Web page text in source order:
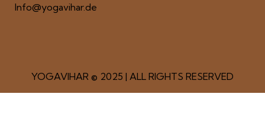
Info@yogavihar.de
YOGAVIHAR © 2025 | ALL RIGHTS RESERVED